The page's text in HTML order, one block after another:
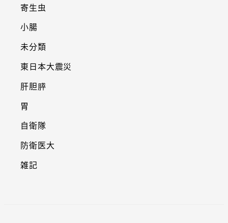
寄生虫
小腸
未分類
東日本大震災
肝胆膵
胃
自衛隊
防衛医大
雑記